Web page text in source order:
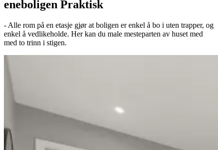
eneboligen Praktisk
- Alle rom på en etasje gjør at boligen er enkel å bo i uten trapper, og
enkel å vedlikeholde. Her kan du male mesteparten av huset med
med to trinn i stigen.